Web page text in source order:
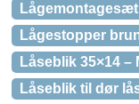
Lågestopper
Låseblik 35×14 –
Låseblik til dør